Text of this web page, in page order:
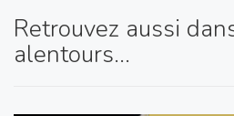
Retrouvez aussi
alentours...